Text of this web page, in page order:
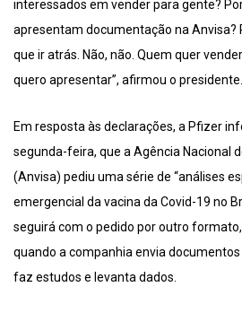
interessados em vender para gente?
apresentam documentação na Anvisa?
que ir atrás. Não, não. Quem quer
quero apresentar”, afirmou o presidente.
Em resposta às declarações, a Pfizer
segunda-feira, que a Agência Nacional
(Anvisa) pediu uma série de “análises
emergencial da vacina da Covid-19 no
seguirá com o pedido por outro
quando a companhia envia
faz estudos e levanta dados.